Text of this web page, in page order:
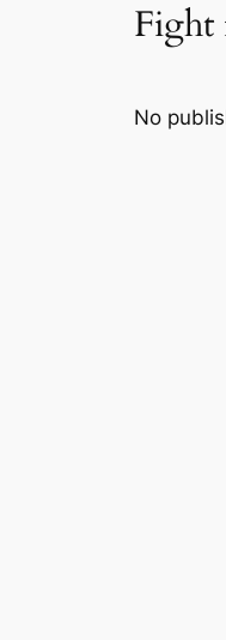
Fight
No